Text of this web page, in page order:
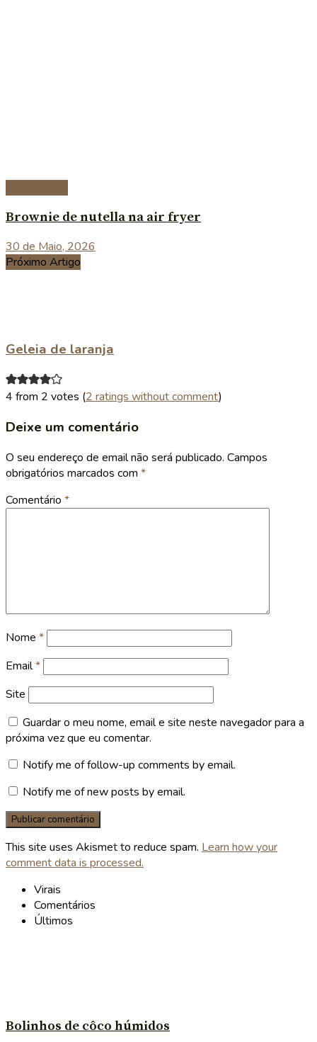
Brownie de nutella na air fryer
30 de Maio, 2026
Próximo Artigo
Geleia de laranja
4 from 2 votes (2 ratings without comment)
Deixe um comentário
O seu endereço de email não será publicado. Campos
obrigatórios marcados com *
Comentário *
Nome *
Email*
Site
Guardar o meu nome, email e site neste navegador para a
próxima vez que eu comentar.
Notify me of follow-up comments by email.
Notify me of new posts by email.
This site uses Akismet to reduce spam. Learn how your
comment data is processed.
Virais
Comentários
Últimos
Bolinhos de côco húmidos